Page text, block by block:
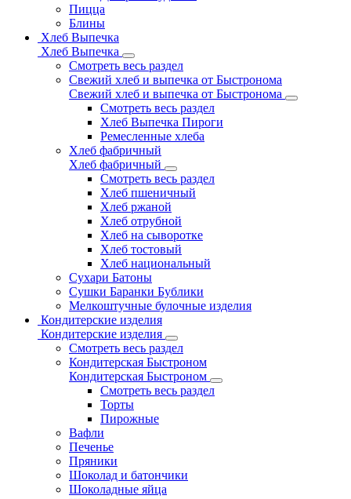
Пицца
Блины
Хлеб Выпечка
Хлеб Выпечка
Смотреть весь раздел
Свежий хлеб и выпечка от Быстронома
Свежий хлеб и выпечка от Быстронома
Смотреть весь раздел
Хлеб Выпечка Пироги
Ремесленные хлеба
Хлеб фабричный
Хлеб фабричный
Смотреть весь раздел
Хлеб пшеничный
Хлеб ржаной
Хлеб отрубной
Хлеб на сыворотке
Хлеб тостовый
Хлеб национальный
Сухари Батоны
Сушки Баранки Бублики
Мелкоштучные булочные изделия
Кондитерские изделия
Кондитерские изделия
Смотреть весь раздел
Кондитерская Быстроном
Кондитерская Быстроном
Смотреть весь раздел
Торты
Пирожные
Вафли
Печенье
Пряники
Шоколад и батончики
Шоколадные яйца